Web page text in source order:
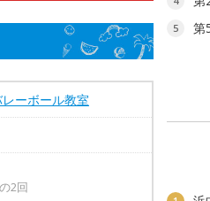
ーボール教室
2回
5 第